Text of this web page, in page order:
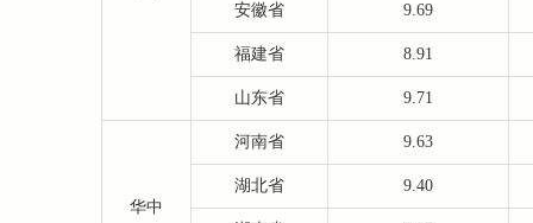
安徽省 9.69
福建省 8.91
山东省 9.71
华中
河南省 9.63
湖北省 9.40